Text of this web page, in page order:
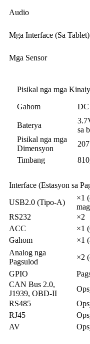
Audio
Mga Interface (Sa Tablet)
Mga Sensor
Pisikal nga mga
Gahom
DC
Baterya
sa
Pisikal nga mga
Dimensyon
Timbang
Interface (Estasyon sa
USB2.0 (Tipo-A)
×1
RS232
×2
ACC
×1
Gahom
×1
Analog nga
Pagsulod
×2
GPIO
CAN Bus 2.0,
J1939, OBD-II
RS485
RJ45
AV